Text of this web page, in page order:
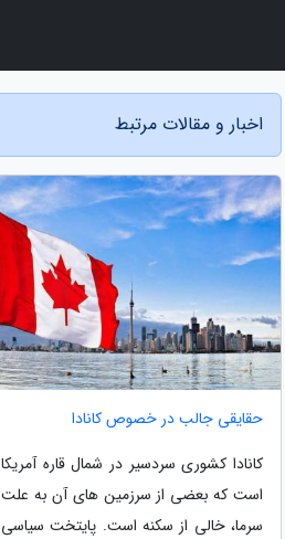
اخبار و مقالات مرتبط
حقایقی جالب در خصوص کانادا
کانادا کشوری سردسیر در شمال قاره آمریکا
است که بعضی از سرزمین های آن به علت
سرما، خالی از سکنه است. پایتخت سیاسی